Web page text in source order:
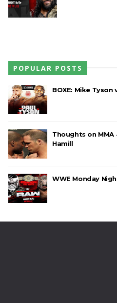
POPULAR POSTS
BOXE: Mike Tyson
Thoughts on MMA
Hamill
WWE Monday